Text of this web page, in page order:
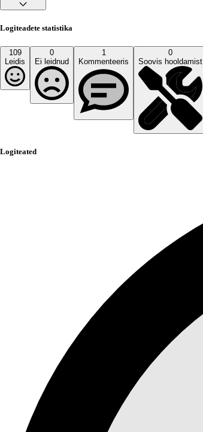
Logiteadete statistika
109
Leidis
0
Ei leidnud
1
Kommenteeris
0
Soovis hooldamist
Logiteated